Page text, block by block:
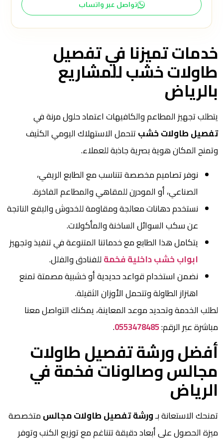
تواصل عبر واتساب
خدمات تميزنا في تفصيل
طاولات خشب للمشاريع
بالرياض
يتطلب تجهيز المطاعم والكافيهات اعتماد حلول مرنة في
تفصيل طاولات خشبتتحمل الاستهلاك اليومي الكثيف
وتمنح المكان هوية بصرية جاذبة للعملاء.
نوفر تصاميم مخصصة تتناسب مع الطابع الريفي،
الصناعي، أو المودرن للمقاهي والمطاعم الفاخرة.
نستخدم دهانات معالجة ومقاومة للخدوش والبقع الناتجة
عن سكب السوائل الساخنة والمأكولات.
يتكامل هذا الطابع مع خدماتنا المتنوعة في تنفيذ وتجهيز
ابواب خشب داخلية فخمةللفنادق والفلل.
نضمن استخدام قواعد حديدية أو خشبية مصمتة تمنع
اهتزاز الطاولة وتتحمل الأوزان الثقيلة.
لطلب الخدمة وتحديد موعد المعاينة، يمكنك التواصل معنا
مباشرة عبر الرقم:0553478485
.
أفضل ورشة تفصيل طاولات
مجالس وصالونات فخمة في
الرياض
تمنحك الاستعانة بـورشة تفصيل طاولات مجالسمتخصصة
ميزة الحصول على أبعاد دقيقة تتناغم مع توزيع الكنب وتوفر